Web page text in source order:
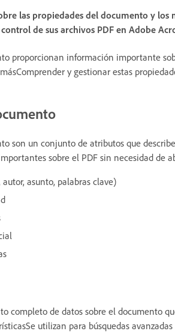
las propiedades del documento y
de sus archivos PDF en Adobe
proporcionan información importante
y gestionar estas
son un conjunto de atributos que
sobre el PDF sin necesidad de
asunto, palabras clave)
completo de datos sobre el documento
utilizan para búsquedas